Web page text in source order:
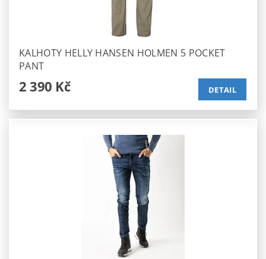
KALHOTY HELLY HANSEN HOLMEN 5 POCKET
PANT
2 390 Kč DETAIL